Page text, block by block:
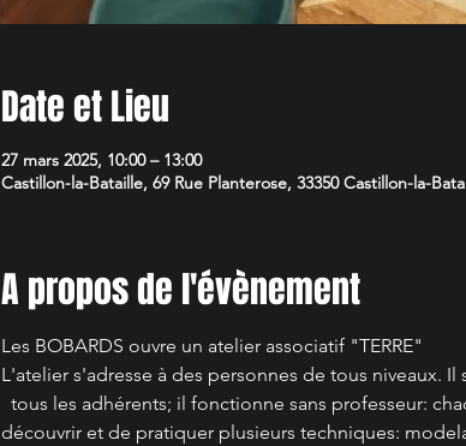
Date et Lieu
27 mars 2025, 10:00 – 13:00
Castillon-la-Bataille, 69 Rue Planterose, 33350 Castillon-la-
A propos de l'évènement
Les BOBARDS ouvre un atelier associatif "TERRE"
L'atelier s'adresse à des personnes de tous niveaux.
tous les adhérents; il fonctionne sans professeur:
découvrir et de pratiquer plusieurs techniques: